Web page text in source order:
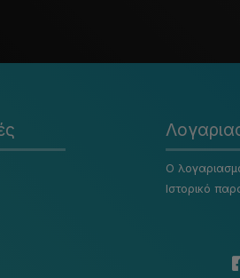
Ο
Ιστορικό